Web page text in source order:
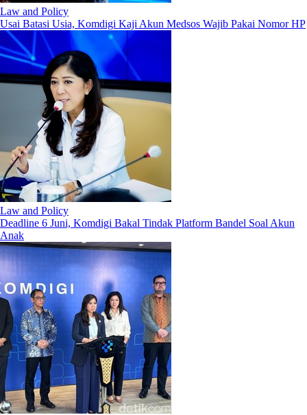
Law and Policy
Usai Batasi Usia, Komdigi Kaji Akun Medsos Wajib Pakai Nomor HP
Law and Policy
Deadline 6 Juni, Komdigi Bakal Tindak Platform Bandel Soal Akun
Anak